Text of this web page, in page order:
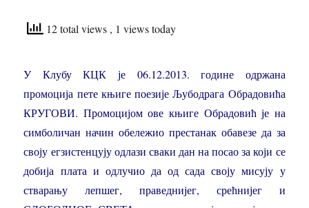
12 total views , 1 views today
У Клубу КЦК је 06.12.2013. године одржана
промоција пете књиге поезије Љубодрага Обрадовића
КРУГОВИ. Промоцијом ове књиге Обрадовић је на
симболичан начин обележио престанак обавезе да за
своју егзистенцују одлази сваки дан на посао за који се
добија плата и одлучио да од сада своју мисују у
стварању лепшег, праведнијег, срећнијег и